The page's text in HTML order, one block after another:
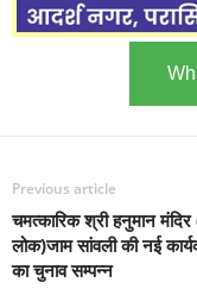
Previous article
चमत्कारिक श्री हनुमान
लोक)जाम सांवली की नई
का चुनाव सम्पन्न